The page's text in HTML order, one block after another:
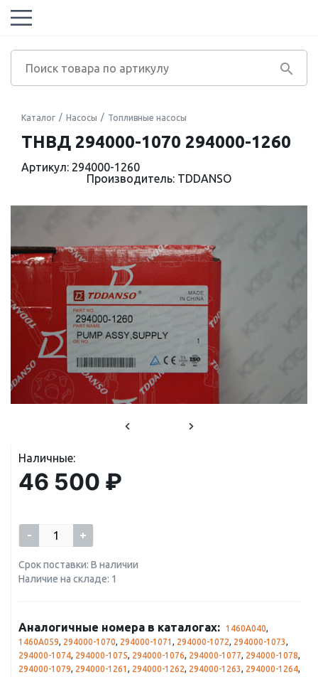
Каталог Насосы Топливные насосы
ТНВД 294000-1070 294000-1260
Артикул: 294000-1260
Производитель: TDDANSO
Наличные:
46 500 ₽
- +
Срок поставки: В наличии
Наличие на складе: 1
Аналогичные номера в каталогах: 1460A040,
1460A059, 294000-1070, 294000-1071 , 294000-1072, 294000-1073,
294000-1074, 294000-1075, 294000-1076, 294000-1077, 294000-1078,
294000-1079, 294000-1261 , 294000-1262, 294000-1263, 294000-1264,